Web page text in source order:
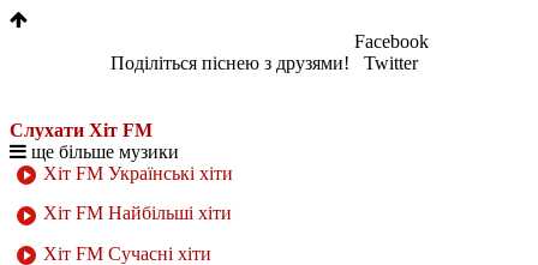
Поділіться піснею з друзями!
Facebook
Twitter
Слухати Хіт FM
ще більше музики
Хіт FM Українські хіти
Хіт FM Найбільші хіти
Хіт FM Сучасні хіти